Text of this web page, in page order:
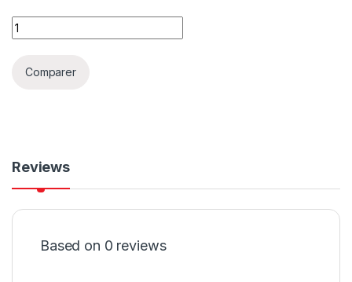
Comparer
Reviews
Based on 0 reviews